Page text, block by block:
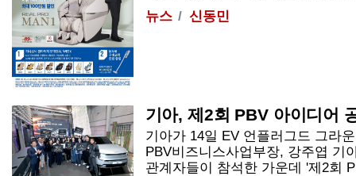
뉴스
신동민
기아, 제2회 PBV 아이디어
기아가 14일 EV 언플러그드 그라
PBV비즈니스사업부장, 강주엽 기
관계자들이 참석한 가운데 '제2회